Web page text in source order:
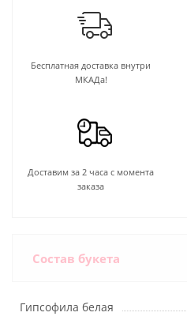
Бесплатная доставка внутри
МКАДа!
Доставим за 2 часа с момента
заказа
Состав букета
Гипсофила белая